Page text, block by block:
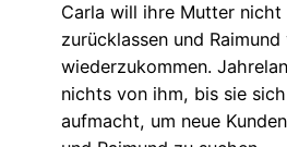
Carla will ihre Mutter nicht
zurücklassen und
wiederzukommen.
nichts von ihm, bis sie
aufmacht, um neue